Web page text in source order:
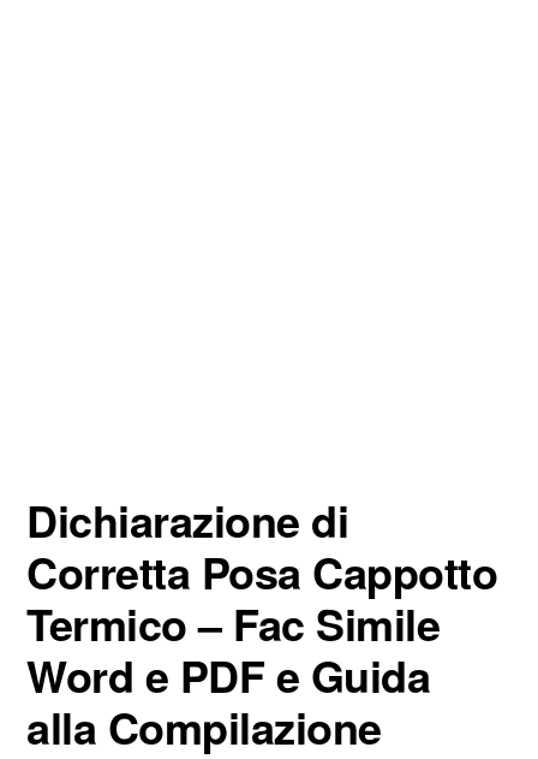
Dichiarazione di
Corretta Posa Cappotto
Termico – Fac Simile
Word e PDF e Guida
alla Compilazione